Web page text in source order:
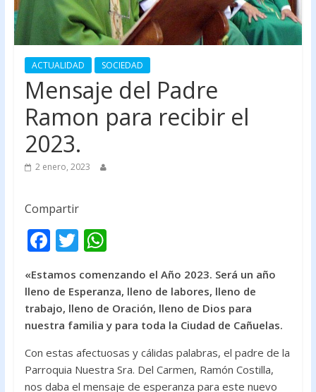
ACTUALIDAD SOCIEDAD
Mensaje del Padre
Ramon para recibir el
2023.
2 enero, 2023
Compartir
F
e
b
o
o
k
T
itt
er
W
at
s
A
p
p
«Estamos comenzando el Año 2023. Será un año
lleno de Esperanza, lleno de labores, lleno de
trabajo, lleno de Oración, lleno de Dios para
nuestra familia y para toda la Ciudad de Cañuelas.
Con estas afectuosas y cálidas palabras, el padre de la
Parroquia Nuestra Sra. Del Carmen, Ramón Costilla,
nos daba el mensaje de esperanza para este nuevo